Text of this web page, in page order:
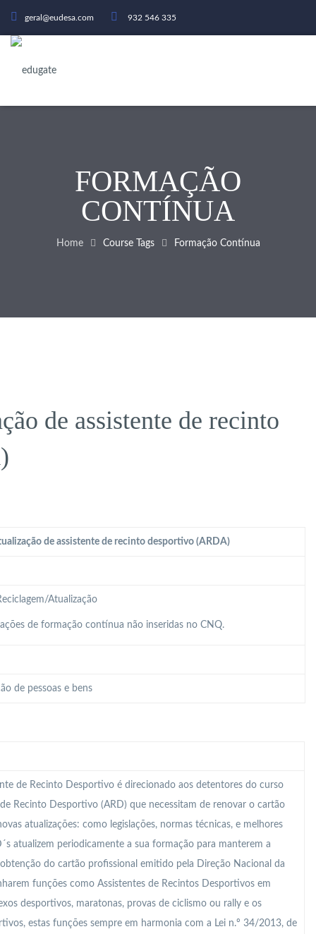
geral@eudesa.com 932 546 335
FORMAÇÃO
CONTÍNUA
Home Course Tags Formação Contínua
de assistente de recinto
de assistente de recinto desportivo (ARDA)
Atualização
de formação contínua não inseridas no CNQ.
de pessoas e bens
de Recinto Desportivo é direcionado aos detentores do curso
Recinto Desportivo (ARD) que necessitam de renovar o cartão
atualizações: como legislações, normas técnicas, e melhores
atualizem periodicamente a sua formação para manterem a
do cartão profissional emitido pela Direção Nacional da
funções como Assistentes de Recintos Desportivos em
desportivos, maratonas, provas de ciclismo ou rally e os
estas funções sempre em harmonia com a Lei n.º 34/2013, de